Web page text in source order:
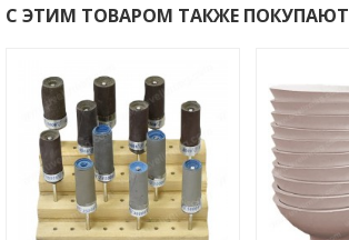
С ЭТИМ ТОВАРОМ ТАКЖЕ ПОКУПАЮТ